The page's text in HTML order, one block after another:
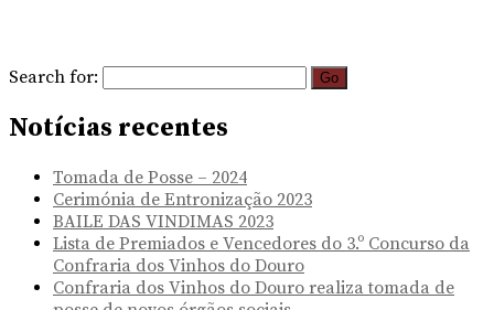
Search for:
Notícias recentes
Tomada de Posse – 2024
Cerimónia de Entronização 2023
BAILE DAS VINDIMAS 2023
Lista de Premiados e Vencedores do 3.º Concurso da
Confraria dos Vinhos do Douro
Confraria dos Vinhos do Douro realiza tomada de